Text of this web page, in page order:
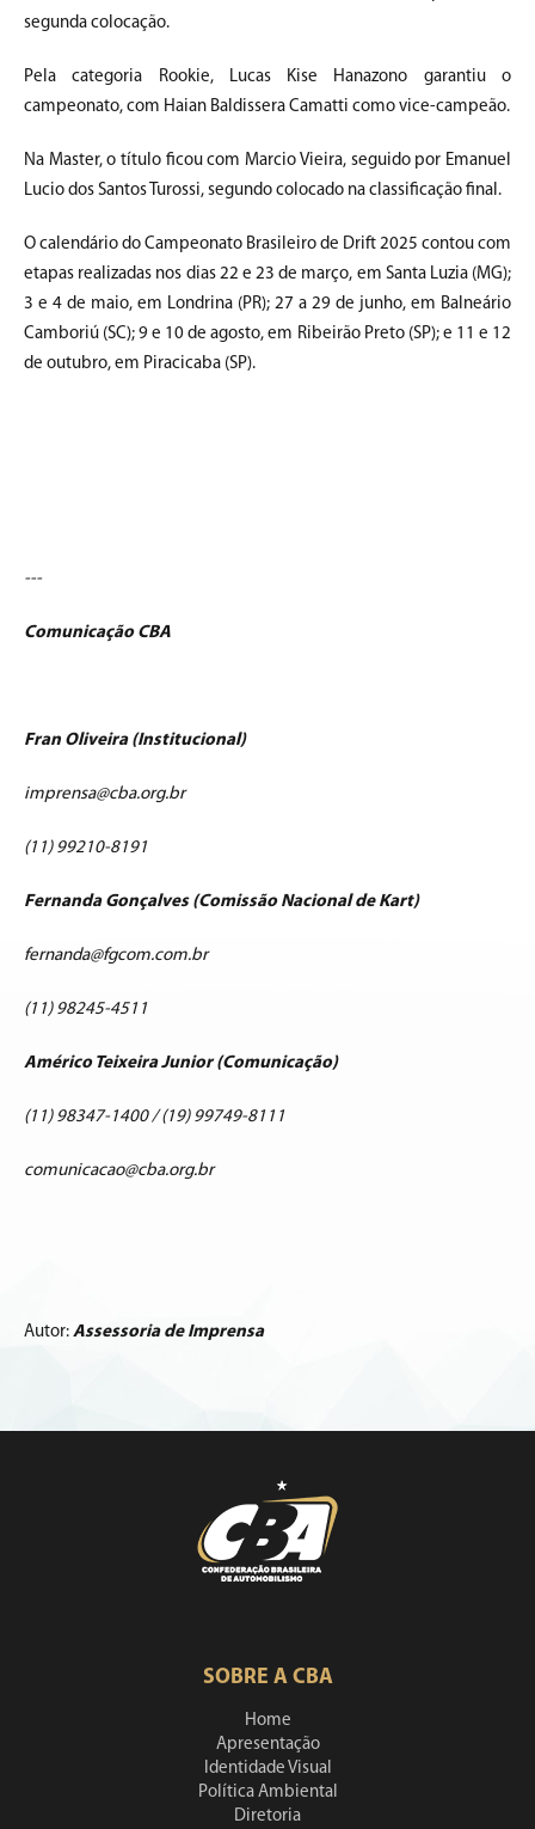
segunda colocação.
Pela categoria Rookie, Lucas Kise Hanazono garantiu o
campeonato, com Haian Baldissera Camatti como vice-campeão.
Na Master, o título ficou com Marcio Vieira, seguido por Emanuel
Lucio dos Santos Turossi, segundo colocado na classificação final.
O calendário do Campeonato Brasileiro de Drift 2025 contou com
etapas realizadas nos dias 22 e 23 de março, em Santa Luzia (MG);
3 e 4 de maio, em Londrina (PR); 27 a 29 de junho, em Balneário
Camboriú (SC); 9 e 10 de agosto, em Ribeirão Preto (SP); e 11 e 12
de outubro, em Piracicaba (SP).
---
Comunicação CBA
Fran Oliveira (Institucional)
imprensa@cba.org.br
(11) 99210-8191
Fernanda Gonçalves (Comissão Nacional de Kart)
fernanda@fgcom.com.br
(11) 98245-4511
Américo Teixeira Junior (Comunicação)
(11) 98347-1400 / (19) 99749-8111
comunicacao@cba.org.br
Autor: Assessoria de Imprensa
SOBRE A CBA
Home
Apresentação
Identidade Visual
Política Ambiental
Diretoria